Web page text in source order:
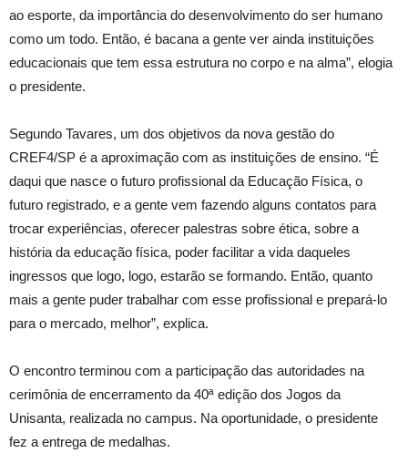
ao esporte, da importância do desenvolvimento do ser humano
como um todo. Então, é bacana a gente ver ainda instituições
educacionais que tem essa estrutura no corpo e na alma”, elogia
o presidente.
Segundo Tavares, um dos objetivos da nova gestão do
CREF4/SP é a aproximação com as instituições de ensino. “É
daqui que nasce o futuro profissional da Educação Física, o
futuro registrado, e a gente vem fazendo alguns contatos para
trocar experiências, oferecer palestras sobre ética, sobre a
história da educação física, poder facilitar a vida daqueles
ingressos que logo, logo, estarão se formando. Então, quanto
mais a gente puder trabalhar com esse profissional e prepará-lo
para o mercado, melhor”, explica.
O encontro terminou com a participação das autoridades na
cerimônia de encerramento da 40ª edição dos Jogos da
Unisanta, realizada no campus. Na oportunidade, o presidente
fez a entrega de medalhas.